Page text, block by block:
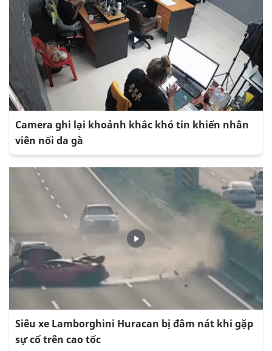
Camera ghi lại khoảnh khắc khó tin khiến nhân
viên nổi da gà
Siêu xe Lamborghini Huracan bị đâm nát khi gặp
sự cố trên cao tốc